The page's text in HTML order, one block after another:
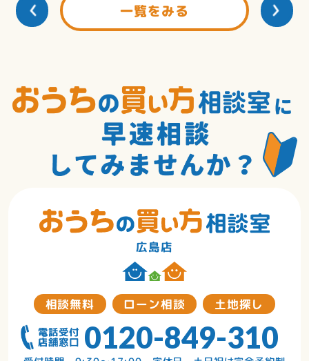
一覧をみる
広島店
相談無料 ローン相談 土地探し
0120-849-310